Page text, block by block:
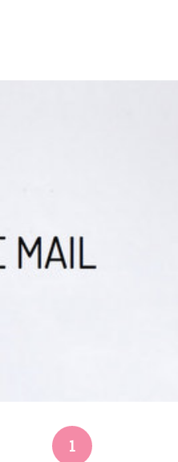
la newsletter
être abonnée. Je suis
l’alimentation saine,
1